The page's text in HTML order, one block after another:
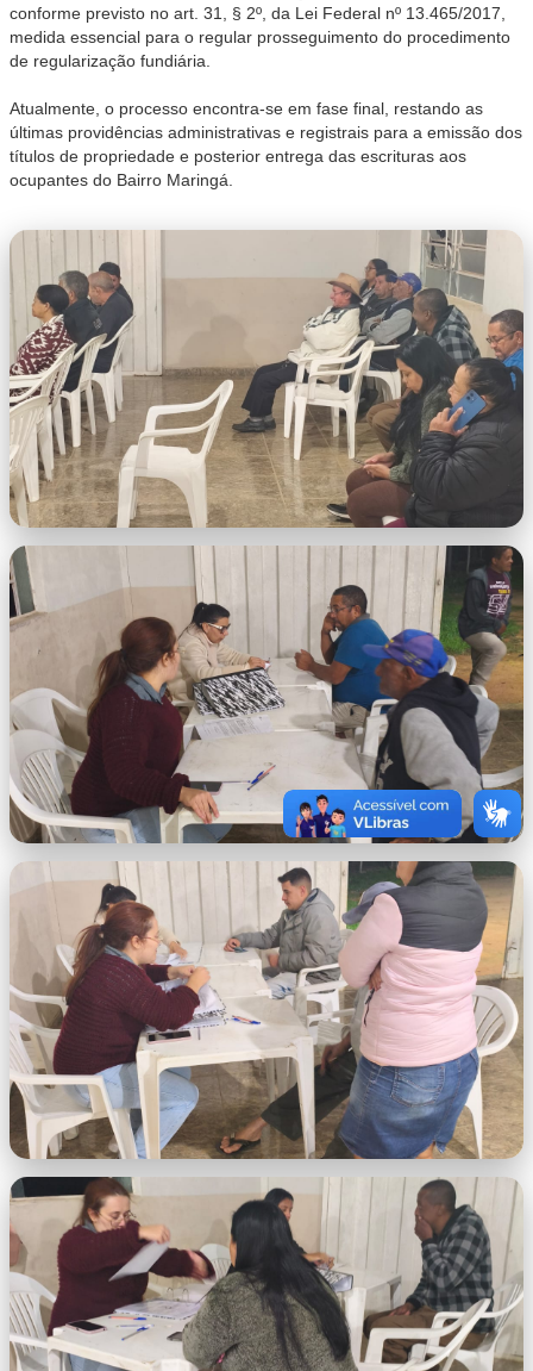
conforme previsto no art. 31, § 2º, da Lei Federal nº 13.465/2017,
medida essencial para o regular prosseguimento do procedimento
de regularização fundiária.
Atualmente, o processo encontra-se em fase final, restando as
últimas providências administrativas e registrais para a emissão dos
títulos de propriedade e posterior entrega das escrituras aos
ocupantes do Bairro Maringá.
WhatsApp Image 2026-06-19 at 11.13.01
(1).jpeg
WhatsApp Image 2026-06-19 at
11.13.01.jpeg
WhatsApp Image 2026-06-19 at 11.13.02
(1).jpeg